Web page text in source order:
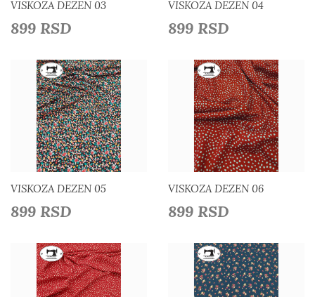
VISKOZA DEZEN 03
899 RSD
VISKOZA DEZEN 04
899 RSD
Detaljnije
Dodaj u listu želja
VISKOZA DEZEN 05
899 RSD
Detaljnije
Dodaj u listu želja
VISKOZA DEZEN 06
899 RSD